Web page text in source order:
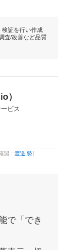
検証を行い作成
査/改善など品質
）
ビス
認： 渡邊 勢］
で「でき